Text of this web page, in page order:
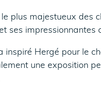
plus majestueux des
ses impressionnantes
inspiré Hergé pour le
une exposition